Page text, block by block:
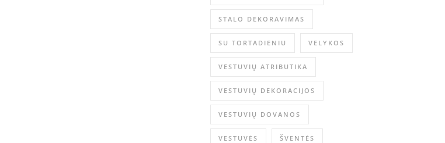
STALO DEKORAVIMAS
SU TORTADIENIU VELYKOS
VESTUVIŲ ATRIBUTIKA
VESTUVIŲ DEKORACIJOS
VESTUVIŲ DOVANOS
VESTUVĖS ŠVENTĖS